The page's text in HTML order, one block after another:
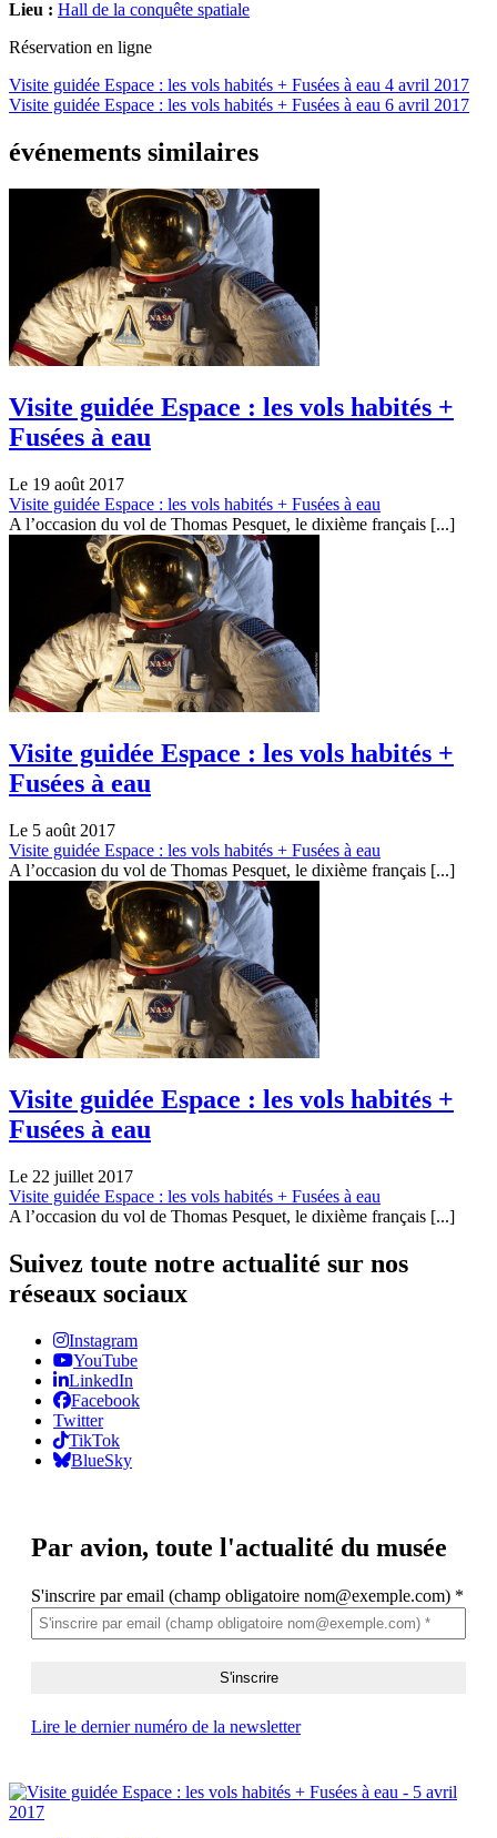
Lieu : Hall de la conquête spatiale
Réservation en ligne
Visite guidée Espace : les vols habités + Fusées à eau 4 avril 2017
Visite guidée Espace : les vols habités + Fusées à eau 6 avril 2017
événements similaires
Visite guidée Espace : les vols habités +
Fusées à eau
Le 19 août 2017
Visite guidée Espace : les vols habités + Fusées à eau
A l’occasion du vol de Thomas Pesquet, le dixième français [...]
Visite guidée Espace : les vols habités +
Fusées à eau
Le 5 août 2017
Visite guidée Espace : les vols habités + Fusées à eau
A l’occasion du vol de Thomas Pesquet, le dixième français [...]
Visite guidée Espace : les vols habités +
Fusées à eau
Le 22 juillet 2017
Visite guidée Espace : les vols habités + Fusées à eau
A l’occasion du vol de Thomas Pesquet, le dixième français [...]
Suivez toute notre actualité sur nos
réseaux sociaux
Instagram
YouTube
LinkedIn
Facebook
Twitter
TikTok
BlueSky
Par avion, toute l'actualité du musée
S'inscrire par email (champ obligatoire nom@exemple.com) *
Lire le dernier numéro de la newsletter